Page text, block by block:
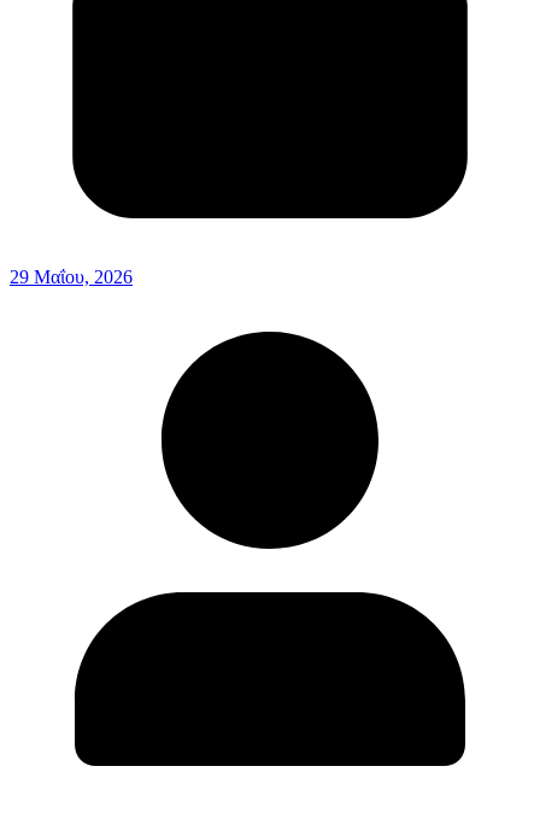
29 Μαΐου, 2026